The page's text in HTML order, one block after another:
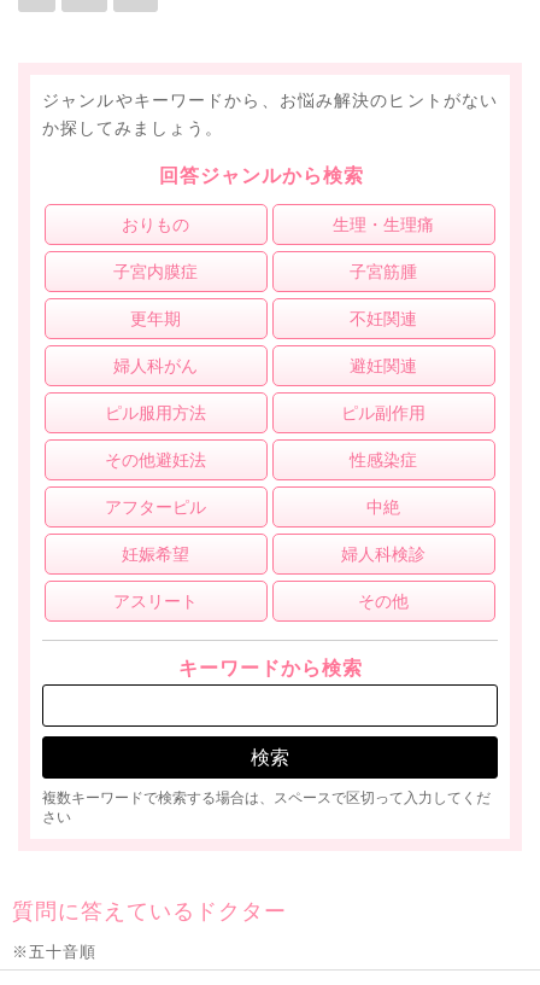
ジャンルやキーワードから、お悩み解決のヒントがない
か探してみましょう。
回答ジャンルから検索
おりもの 生理・生理痛
子宮内膜症 子宮筋腫
更年期 不妊関連
婦人科がん 避妊関連
ピル服用方法 ピル副作用
その他避妊法 性感染症
アフターピル 中絶
妊娠希望 婦人科検診
アスリート その他
キーワードから検索
複数キーワードで検索する場合は、スペースで区切って入力してくだ
さい
質問に答えているドクター
※五十音順